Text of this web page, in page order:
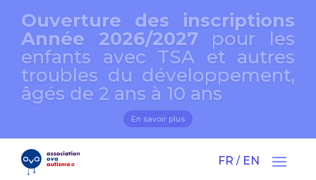
Ouverture des inscriptions
Année 2026/2027pour les
enfants avec TSA et autres
troubles du développement,
âgés de 2 ans à 10 ans
En savoir plus
FR / EN